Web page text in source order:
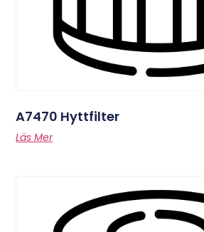
A7470 Hyttfilter
Läs Mer